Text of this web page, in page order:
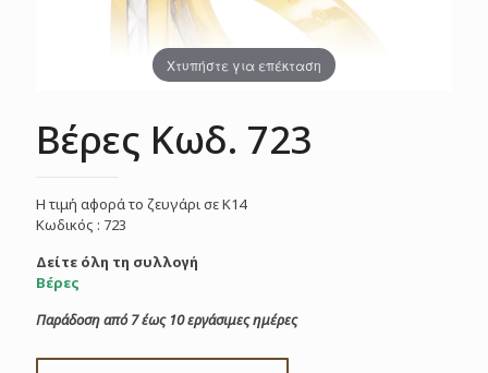
Χτυπήστε για επέκταση
Βέρες Κωδ. 723
Η τιμή αφορά το ζευγάρι σε Κ14
Κωδικός : 723
Δείτε όλη τη συλλογή
Βέρες
Παράδοση από 7 έως 10 εργάσιμες ημέρες